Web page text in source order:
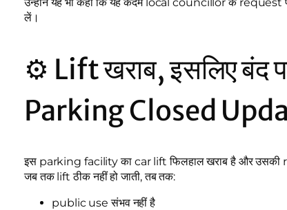
उन्होंने यह भी कहा कि यह कदम local councillor के request
लें।
⚙️ Lift खराब, इसलिए बंद
Parking Closed
इस parking facility का car lift फिलहाल खराब है और उसकी
जब तक lift ठीक नहीं हो जाती, तब तक:
public use संभव नहीं है